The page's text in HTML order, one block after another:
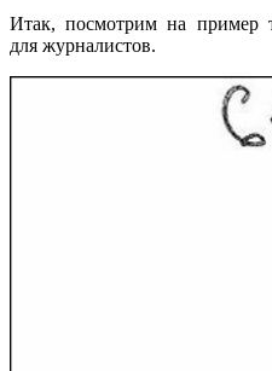
Итак, посмотрим на пример
для журналистов.